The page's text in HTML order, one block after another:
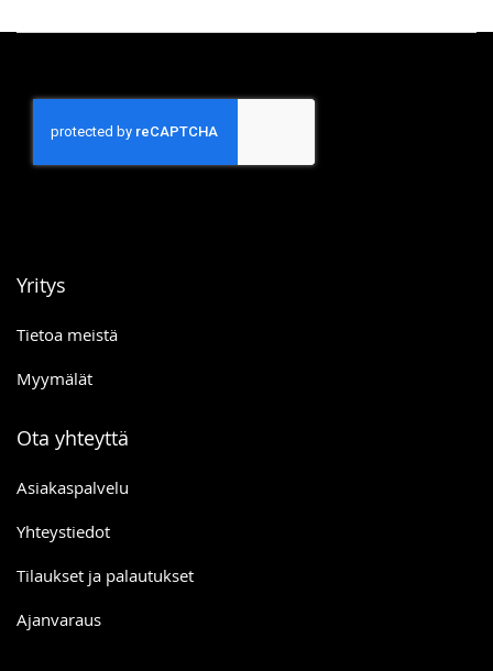
Yritys
Tietoa meistä
Myymälät
Ota yhteyttä
Asiakaspalvelu
Yhteystiedot
Tilaukset ja palautukset
Ajanvaraus